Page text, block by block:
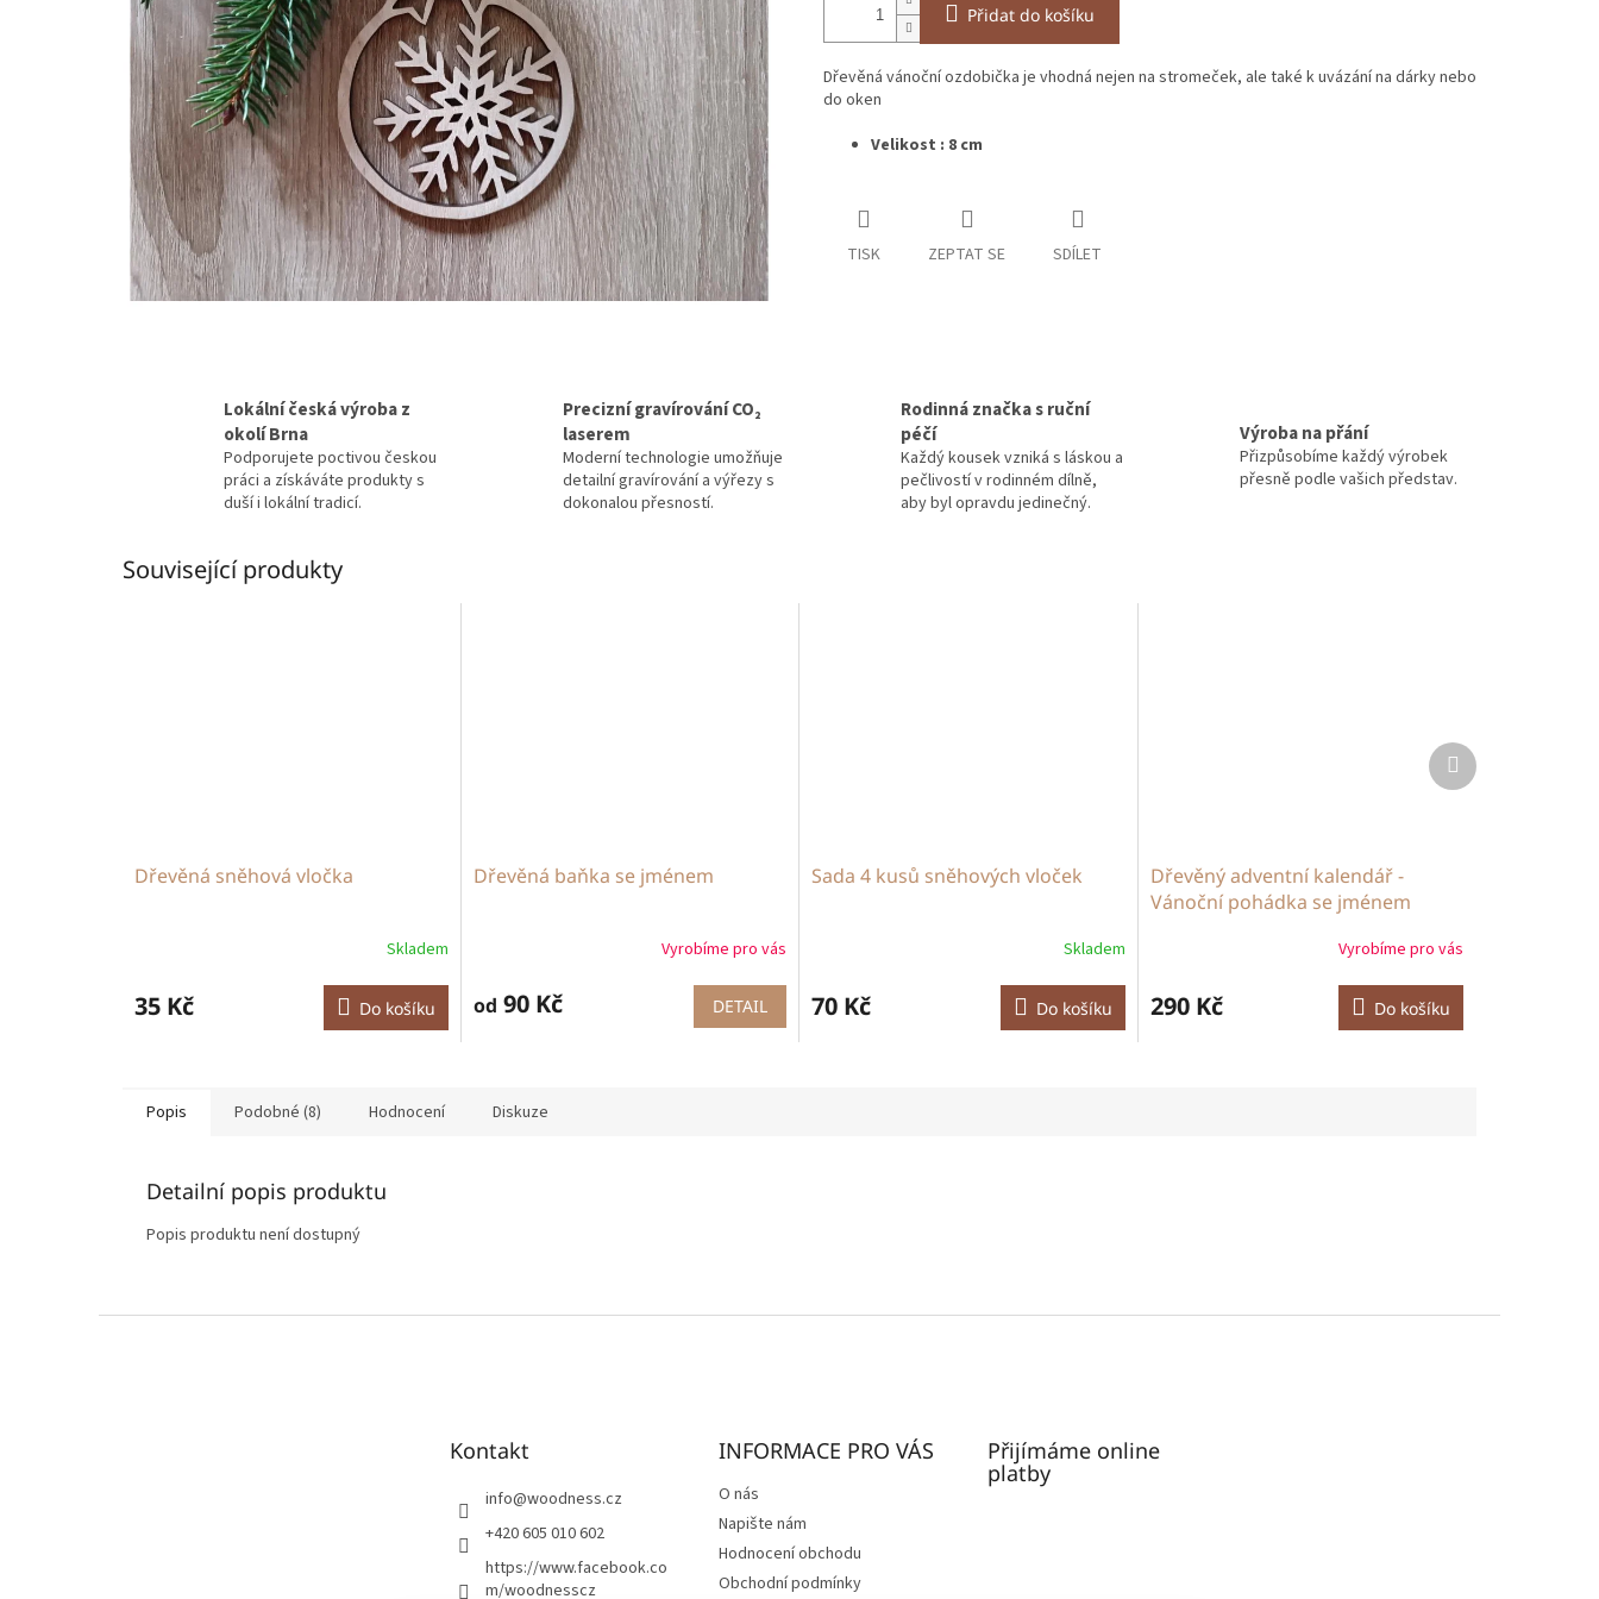
Přidat do košíku
Dřevěná vánoční ozdobička je vhodná nejen na stromeček, ale také k uvázání na dárky nebo
do oken
Velikost : 8 cm
TISK ZEPTAT SE SDÍLET
Lokální česká výroba z
okolí Brna
Podporujete poctivou českou
práci a získáváte produkty s
duší i lokální tradicí.
Precizní gravírování CO₂
laserem
Moderní technologie umožňuje
detailní gravírování a výřezy s
dokonalou přesností.
Rodinná značka s ruční
péčí
Každý kousek vzniká s láskou a
pečlivostí v rodinném dílně,
aby byl opravdu jedinečný.
Výroba na přání
Přizpůsobíme každý výrobek
přesně podle vašich představ.
Související produkty
Dřevěná sněhová vločka
Skladem
35 Kč Do košíku
Dřevěná baňka se jménem
Vyrobíme pro vás
od 90 Kč DETAIL
Sada 4 kusů sněhových vloček
Skladem
70 Kč Do košíku
Dřevěný adventní kalendář -
Vánoční pohádka se jménem
Vyrobíme pro vás
290 Kč Do košíku
Další
produkt
Popis Podobné (8) Hodnocení Diskuze
Detailní popis produktu
Popis produktu není dostupný
Kontakt
info@woodness.cz
+420 605 010 602
https://www.facebook.co
m/woodnesscz
INFORMACE PRO VÁS
O nás
Napište nám
Hodnocení obchodu
Obchodní podmínky
Přijímáme online
platby